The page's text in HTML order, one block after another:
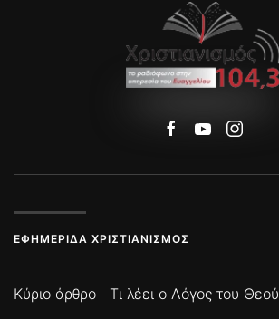
ΕΦΗΜΕΡΊΔΑ ΧΡΙΣΤΙΑΝΙΣΜΌΣ
Κύριο άρθρο Τι λέει ο Λόγος του Θεού